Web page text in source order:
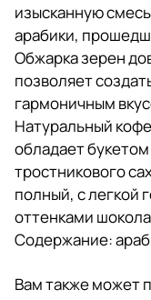
сахара. Вкус
полный, с легкой
дополненной
шоколада, меда и
Содержание: арабика
упаковано в капсулы.
изысканную
арабики,
Обжарка зерен
позволяет
гармоничным
Натуральный
обладает
тростникового
полный, с легкой
оттенками
Содержание:
Вам также может